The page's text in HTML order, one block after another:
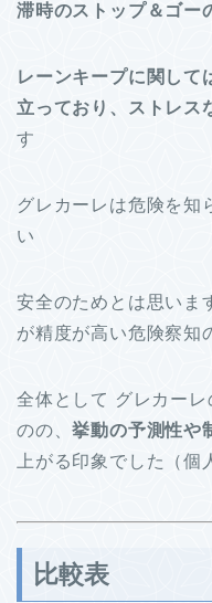
滞時のストップ＆ゴー
レーンキープに関して
立っており、ストレス
す
グレカーレは危険を知
い
安全のためとは思いま
が精度が高い危険察知
全体として グレカー
のの、挙動の予測性や
上がる印象でした（個
比較表